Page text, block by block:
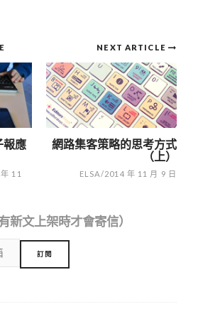
NEXT ARTICLE
網路集客策略的思考方式
（上）
ELSA/2014 年 11 月 9 日
報應
11
新文上架時才會寄信）